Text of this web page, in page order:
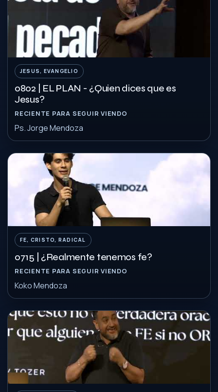
JESUS, EVANGELIO
0802 | EL PLAN - ¿Quien dices que es
Jesus?
RECIENTE PARA SEGUIR VIENDO
Ps. Jorge Mendoza
FE, CRISTO, RADICAL
0715 | ¿Realmente tenemos fe?
RECIENTE PARA SEGUIR VIENDO
Koko Mendoza